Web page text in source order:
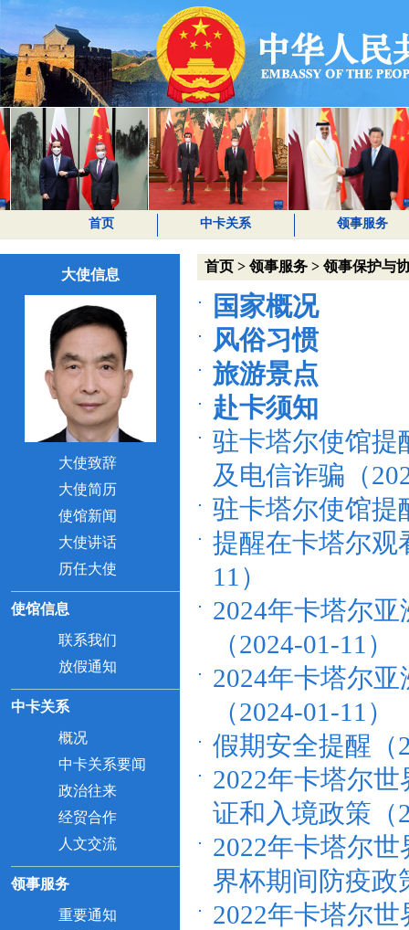
首页 中卡关系 领事服务
大使信息
大使致辞
大使简历
使馆新闻
大使讲话
历任大使
使馆信息
联系我们
放假通知
中卡关系
概况
中卡关系要闻
政治往来
经贸合作
人文交流
领事服务
重要通知
首页 > 领事服务 > 领事保护与
国家概况
风俗习惯
旅游景点
赴卡须知
驻卡塔尔使馆提
及电信诈骗（
驻卡塔尔使馆提
提醒在卡塔尔观
11）
2024年卡塔尔
（2024-01-11）
2024年卡塔尔
（2024-01-11）
假期安全提醒（
2022年卡塔尔
证和入境政策（
2022年卡塔尔
界杯期间防疫政
2022年卡塔尔